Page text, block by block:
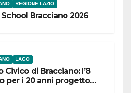
REGIONE LAZIO
School Bracciano 2026
LAGO
Civico di Bracciano: l’8
per i 20 anni progetto